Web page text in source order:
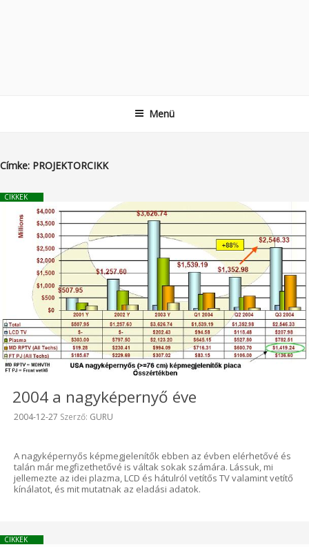
Menü
Címke: PROJEKTORCIKK
CIKKEK
2004 a nagyképernyő éve
Beküldve:
2004-12-27 Szerző: GURU
A nagyképernyős képmegjelenítők ebben az évben elérhetővé és
talán már megfizethetővé is váltak sokak számára. Lássuk, mi
jellemezte az idei plazma, LCD és hátulról vetítős TV valamint vetítő
kínálatot, és mit mutatnak az eladási adatok.
CIKKEK